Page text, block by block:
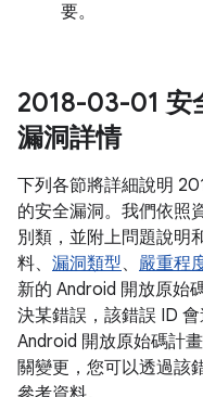
要。
2018-03-01 安
漏洞詳情
下列各節將詳細說明
的安全漏洞。我們依照
別類，並附上問題說明
料、 漏洞類型、 嚴重程
新的 Android 開放原始
決某錯誤，該錯誤 ID
Android 開放原始碼計
關變更，您可以透過該